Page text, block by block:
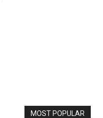
MOST POPULAR